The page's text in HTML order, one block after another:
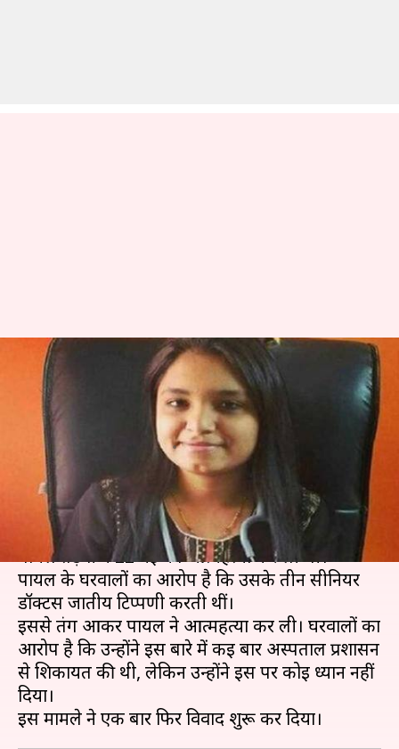
मुंबईः जाति को लेकर सीनियर्स करती
थीं प्रताड़ित, तंग आकर महिला
डॉक्टर ने की आत्महत्या
प्रमोद कुमार May 27, 2019 11:33 am
क्या है खबर?
मुंबई के BYL नायर अस्पताल में एक मेडिकल छात्रा
पायल तड़वी ने 22 मई को आत्महत्या कर ली थी।
पायल के घरवालों का आरोप है कि उसके तीन सीनियर
डॉक्टर्स जातीय टिप्पणी करती थीं।
इससे तंग आकर पायल ने आत्महत्या कर ली। घरवालों का
आरोप है कि उन्होंने इस बारे में कई बार अस्पताल प्रशासन
से शिकायत की थी, लेकिन उन्होंने इस पर कोई ध्यान नहीं
दिया।